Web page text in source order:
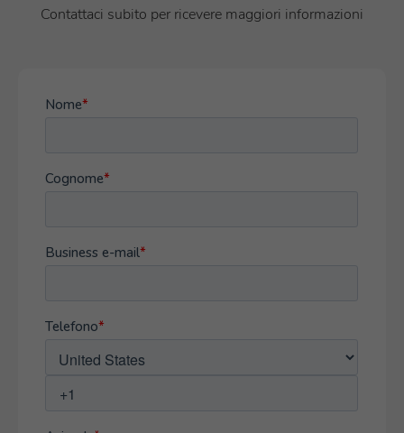
Contattaci subito per ricevere maggiori informazioni